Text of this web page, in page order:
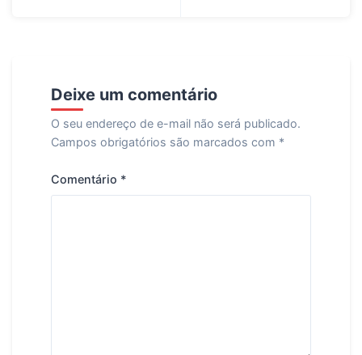
Deixe um comentário
O seu endereço de e-mail não será publicado.
Campos obrigatórios são marcados com *
Comentário *